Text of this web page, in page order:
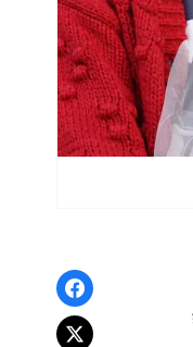
Facebook
xでポスト